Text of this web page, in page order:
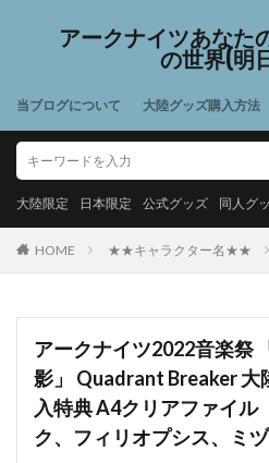
アークナイツあなた
の世界(明
当ブログについて 大陸グッズ購入方法
大陸限定 日本限定 公式グッズ 同人グ
HOME ★★キャラクター名★★
アークナイツ2022音楽祭
影」 Quadrant Breaker 大
入特典 A4クリアファイル
ク、フィリオプシス、ミ